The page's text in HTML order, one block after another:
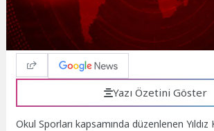
Yazı Özetini Göster
Okul Sporları kapsamında düzenlenen Yıldız